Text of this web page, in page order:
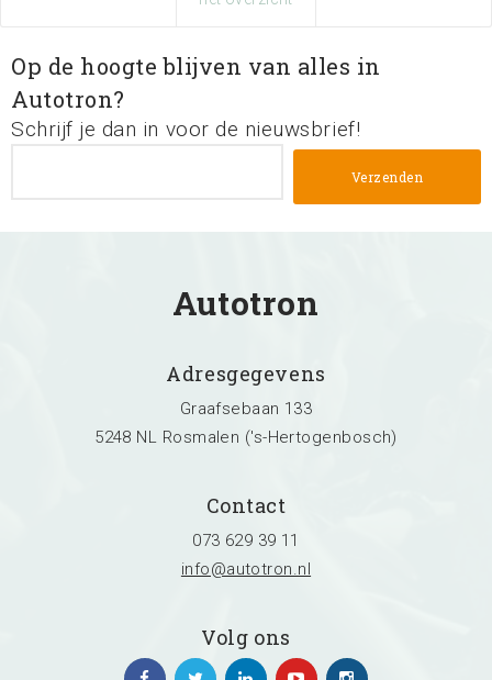
Op de hoogte blijven van alles in
Autotron?
Schrijf je dan in voor de nieuwsbrief!
Autotron
Adresgegevens
Graafsebaan 133
5248 NL Rosmalen ('s-Hertogenbosch)
Contact
073 629 39 11
info@autotron.nl
Volg ons